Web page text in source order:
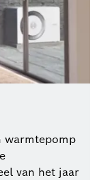
warmtepomp
van het jaar